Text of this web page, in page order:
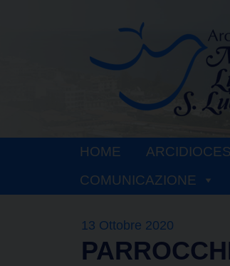
HOME
COMUNICAZIONE
13 Ottobre 2020